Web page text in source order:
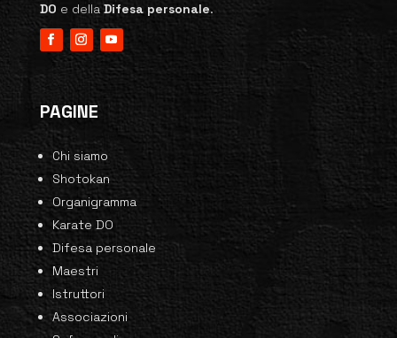
DO e dellaDifesa personale.
PAGINE
Chi siamo
Shotokan
Organigramma
Karate DO
Difesa personale
Maestri
Istruttori
Associazioni